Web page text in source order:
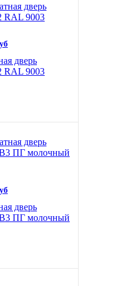
дверь
RAL 9003
дверь
ПГ молочный